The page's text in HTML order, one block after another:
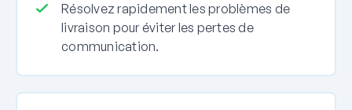
Résolvez rapidement les problèmes de
livraison pour éviter les pertes de
communication.